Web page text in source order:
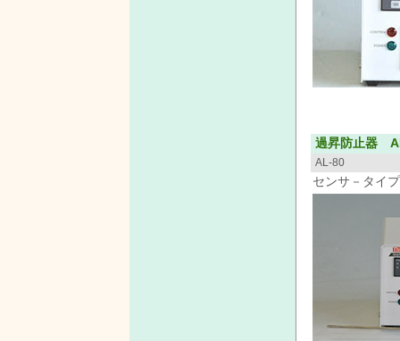
過昇防止器
AL-80
センサ－タイ